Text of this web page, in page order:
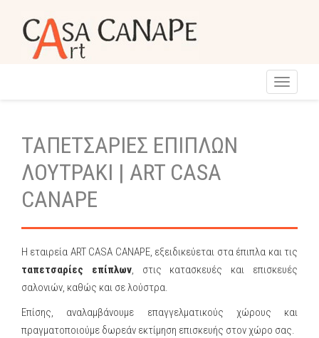
ΤΑΠΕΤΣΑΡΙΕΣ ΕΠΙΠΛΩΝ
ΛΟΥΤΡΑΚΙ | ART CASA
CANAPE
Η εταιρεία ART CASA CANAPE, εξειδικεύεται στα έπιπλα και τις
ταπετσαρίες επίπλων, στις κατασκευές και επισκευές
σαλονιών, καθώς και σε λούστρα.
Επίσης, αναλαμβάνουμε επαγγελματικούς χώρους και
πραγματοποιούμε δωρεάν εκτίμηση επισκευής στον χώρο σας.
Toggle